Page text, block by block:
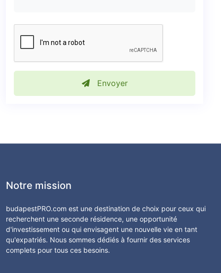
Envoyer
Notre mission
budapestPRO.com est une destination de choix pour ceux qui
recherchent une seconde résidence, une opportunité
d'investissement ou qui envisagent une nouvelle vie en tant
qu'expatriés. Nous sommes dédiés à fournir des services
complets pour tous ces besoins.